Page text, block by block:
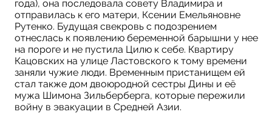
года), она последовала совету Владимира и
отправилась к его матери, Ксении Емельяновне
Рутенко. Будущая свекровь с подозрением
отнеслась к появлению беременной барышни у нее
на пороге и не пустила Цилю к себе. Квартиру
Кацовских на улице Ластовского к тому времени
заняли чужие люди. Временным пристанищем ей
стал также дом двоюродной сестры Дины и её
мужа Шимона Зильберберга, которые пережили
войну в эвакуации в Средней Азии.